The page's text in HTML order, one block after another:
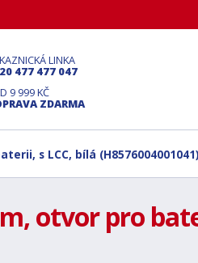
LINKA
477 477 047
9 999 KČ
ZDARMA
s LCC, bílá (H8576004001041)
otvor pro